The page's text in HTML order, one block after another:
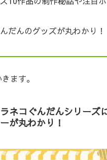
だんのグッズが丸わかり！
ます。
ネコぐんだんシリーズ
が丸わかり！